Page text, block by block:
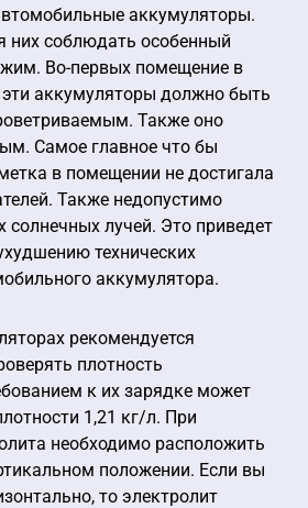
аккумуляторы.
них соблюдать особенный
Во-первых помещение в
эти аккумуляторы должно быть
Также оно
Самое главное что бы
в помещении не достигала
Также недопустимо
лучей. Это приведет
технических
аккумулятора.
рекомендуется
плотность
к их зарядке может
1,21 кг/л. При
необходимо расположить
положении. Если вы
то электролит